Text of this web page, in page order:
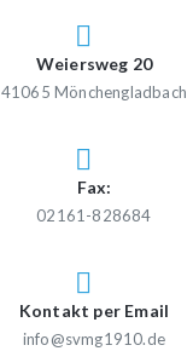
Weiersweg 20
41065 Mönchengladbach
Fax:
02161-828684
Kontakt per Email
info@svmg1910.de